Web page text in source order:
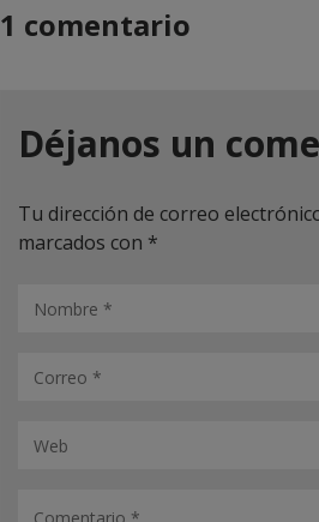
1 comentario
Déjanos un
Tu dirección de correo
marcados con *